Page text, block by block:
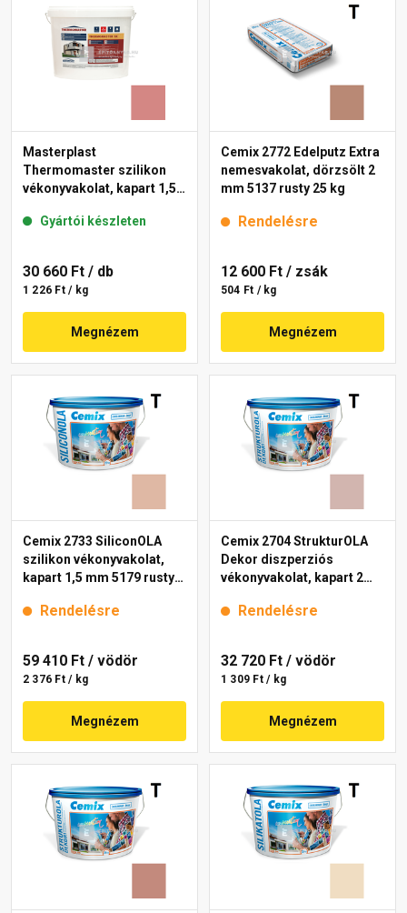
Masterplast
Thermomaster szilikon
vékonyvakolat, kapart 1,5
Gyártói készleten
30 660 Ft / db
1 226 Ft / kg
Megnézem
Cemix 2772 Edelputz Extra
nemesvakolat, dörzsölt 2
mm 5137 rusty 25 kg
Rendelésre
12 600 Ft / zsák
504 Ft / kg
Megnézem
Cemix 2733 SiliconOLA
szilikon vékonyvakolat,
kapart 1,5 mm 5179 rusty
Rendelésre
59 410 Ft / vödör
2 376 Ft / kg
Megnézem
Cemix 2704 StrukturOLA
Dekor diszperziós
vékonyvakolat, kapart 2
Rendelésre
32 720 Ft / vödör
1 309 Ft / kg
Megnézem